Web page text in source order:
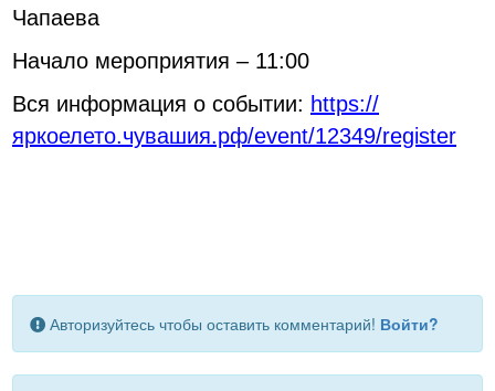
Чапаева
Начало мероприятия – 11:00
Вся информация о событии: https://
яркоелето.чувашия.рф/event/12349/register
Авторизуйтесь чтобы оставить комментарий! Войти?